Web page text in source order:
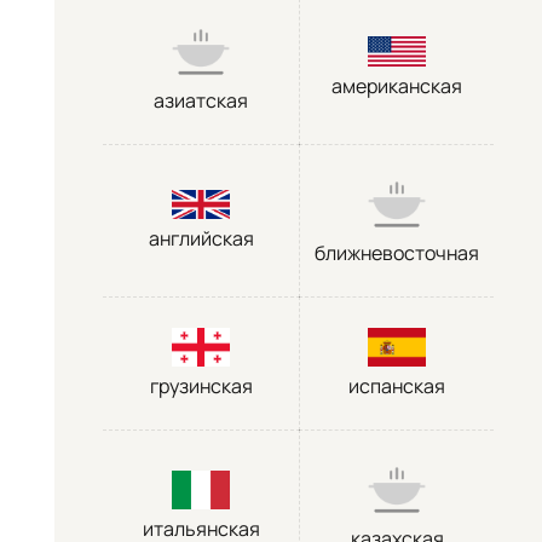
азиатская
американская
английская
ближневосточная
грузинская испанская
итальянская